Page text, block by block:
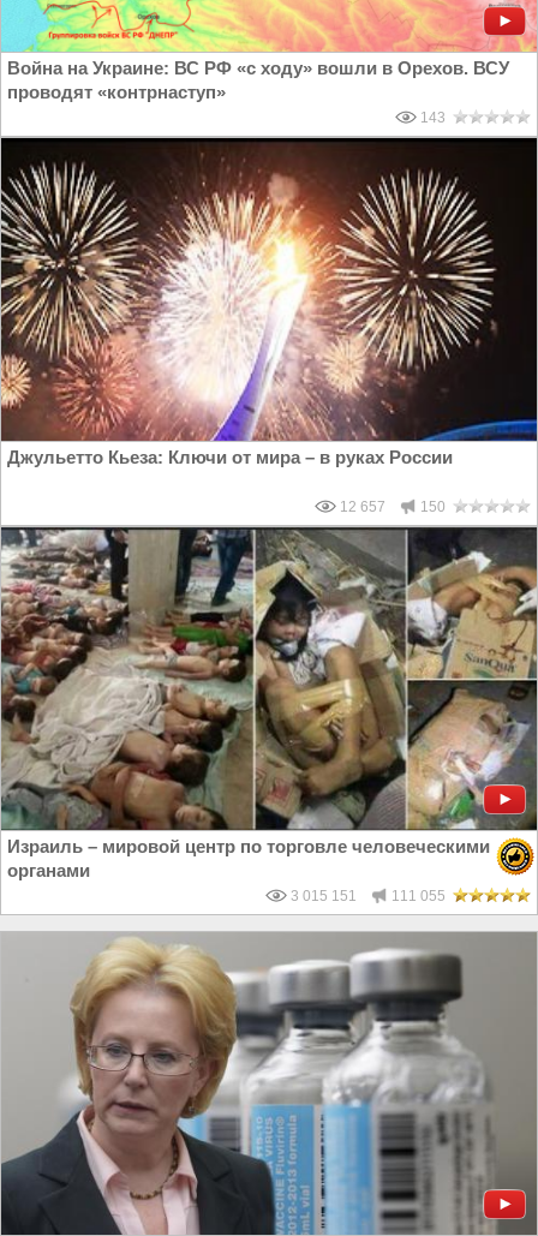
Война на Украине: ВС РФ «с ходу» вошли в Орехов. ВСУ
проводят «контрнаступ»
143
Джульетто Кьеза: Ключи от мира – в руках России
12 657 150
Израиль – мировой центр по торговле человеческими
органами
3 015 151 111 055